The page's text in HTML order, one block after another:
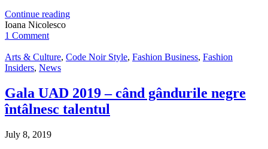
Continue reading
Ioana Nicolesco
1 Comment
Arts & Culture, Code Noir Style, Fashion Business, Fashion
Insiders, News
Gala UAD 2019 – când gândurile negre
întâlnesc talentul
July 8, 2019